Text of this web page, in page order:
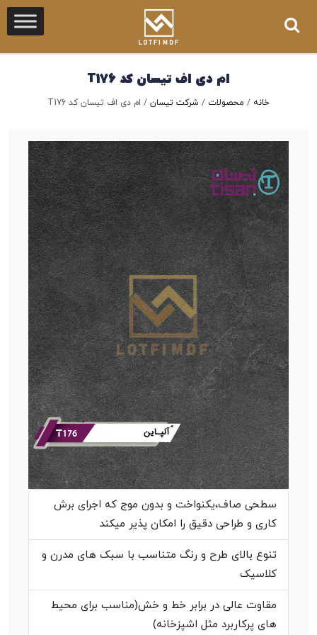
ام دی اف تیسان کد T176
خانه / محصولات / شرکت تیسان / ام دی اف تیسان کد T176
سطحی صاف،یکنواخت و بدون موج که اجرای برش
کاری و طراحی دقیق را امکان پذیر میکند
تنوع بالای طرح و رنگ متناسب با سبک های مدرن و
کلاسیک
مقاوت عالی در برابر خط و خش(مناسب برای محیط
های پرکاربرد مثل اشپزخانه)